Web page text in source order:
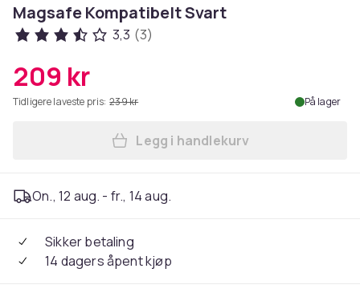
Magsafe Kompatibelt Svart
3,3 (3)
209 kr
Tidligere laveste pris: 239 kr På lager
Legg Galaxy S22 Ultra
Legg i handlekurv
On., 12 aug. - fr., 14 aug.
Sikker betaling
14 dagers åpent kjøp